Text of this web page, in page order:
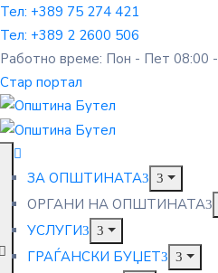
Тел: +389 75 274 421
Тел: +389 2 2600 506
Работно време: Пон - Пет 08:00
Стар портал
ЗА ОПШТИНАТА
ОРГАНИ НА ОПШТИНАТА
УСЛУГИ
ГРАЃАНСКИ БУЏЕТ